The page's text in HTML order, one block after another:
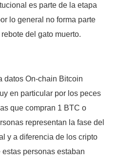
es parte de la etapa
lo general no forma parte
del gato muerto.
datos On-chain Bitcoin
en particular por los peces
que compran 1 BTC o
representan la fase del
y a diferencia de los cripto
personas estaban